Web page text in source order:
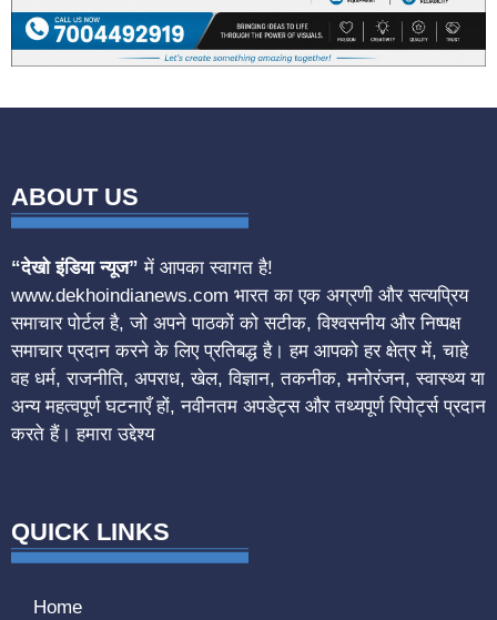
ABOUT US
“देखो इंडिया न्यूज” में आपका स्वागत है!
www.dekhoindianews.com भारत का एक अग्रणी और सत्यप्रिय
समाचार पोर्टल है, जो अपने पाठकों को सटीक, विश्वसनीय और निष्पक्ष
समाचार प्रदान करने के लिए प्रतिबद्ध है। हम आपको हर क्षेत्र में, चाहे
वह धर्म, राजनीति, अपराध, खेल, विज्ञान, तकनीक, मनोरंजन, स्वास्थ्य या
अन्य महत्वपूर्ण घटनाएँ हों, नवीनतम अपडेट्स और तथ्यपूर्ण रिपोर्ट्स प्रदान
करते हैं। हमारा उद्देश्य
QUICK LINKS
Home